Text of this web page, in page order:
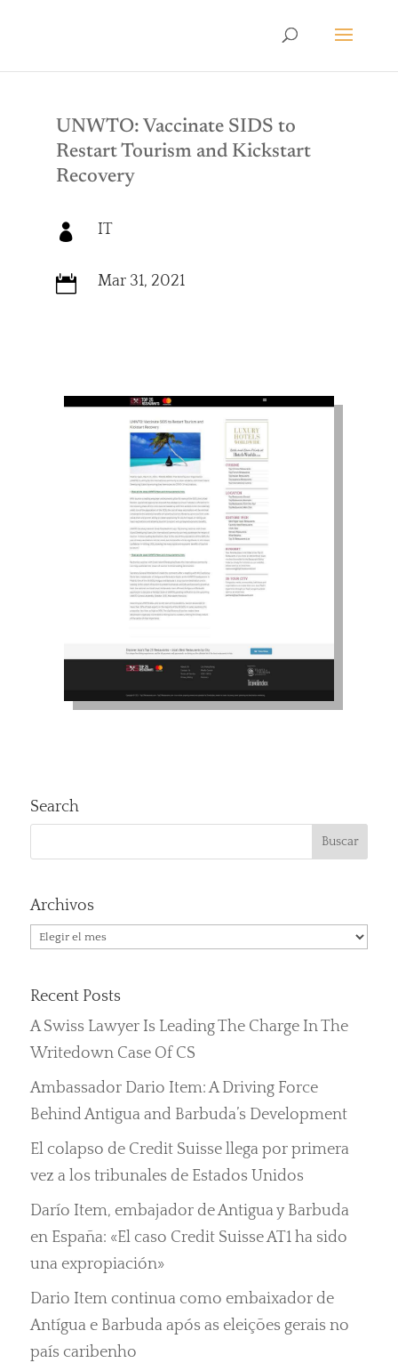
UNWTO: Vaccinate SIDS to
Restart Tourism and Kickstart
Recovery
 IT
 Mar 31, 2021
Search
Archivos
Archivos
Recent Posts
A Swiss Lawyer Is Leading The Charge In The
Writedown Case Of CS
Ambassador Dario Item: A Driving Force
Behind Antigua and Barbuda’s Development
El colapso de Credit Suisse llega por primera
vez a los tribunales de Estados Unidos
Darío Item, embajador de Antigua y Barbuda
en España: «El caso Credit Suisse AT1 ha sido
una expropiación»
Dario Item continua como embaixador de
Antígua e Barbuda após as eleições gerais no
país caribenho